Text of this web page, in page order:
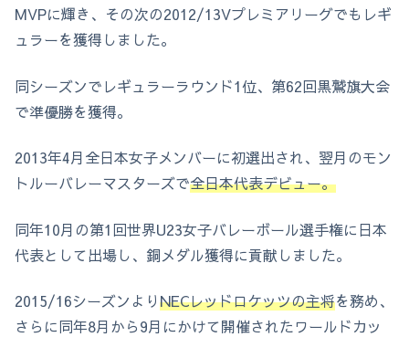
MVPに輝き、その次の2012/13Vプレミアリーグでもレギ
ュラーを獲得しました。
同シーズンでレギュラーラウンド1位、第62回黒鷲旗大会
で準優勝を獲得。
2013年4月全日本女子メンバーに初選出され、翌月のモン
トルーバレーマスターズで全日本代表デビュー。
同年10月の第1回世界U23女子バレーボール選手権に日本
代表として出場し、銅メダル獲得に貢献しました。
2015/16シーズンよりNECレッドロケッツの主将を務め、
さらに同年8月から9月にかけて開催されたワールドカッ